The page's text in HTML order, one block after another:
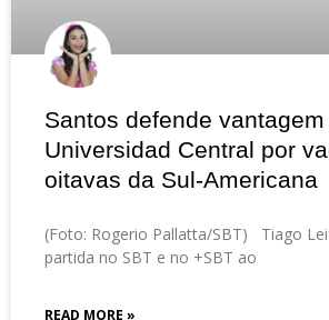
Santos defende
Universidad Central por
oitavas da Sul-Americana
(Foto: Rogerio Pallatta/SBT) Tiago
partida no SBT e no +SBT ao
READ MORE »